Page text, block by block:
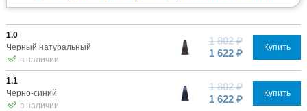
1.0
Черный натуральный
в наличии
1 802 ₽
1 622 ₽
Купить
1.1
Черно-синий
в наличии
1 802 ₽
1 622 ₽
Купить